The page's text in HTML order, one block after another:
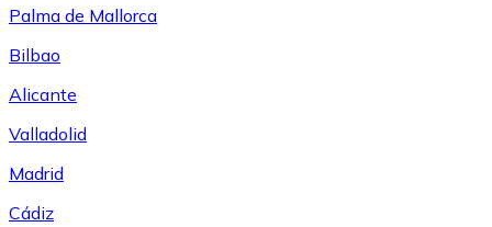
Palma de Mallorca
Bilbao
Alicante
Valladolid
Madrid
Cádiz